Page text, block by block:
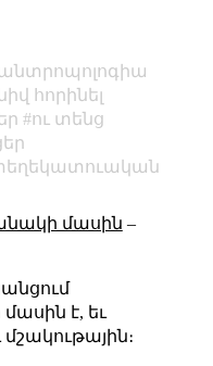
հորինել
ու տենց
մասին –
է, եւ